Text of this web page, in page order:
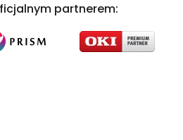
partnerem: